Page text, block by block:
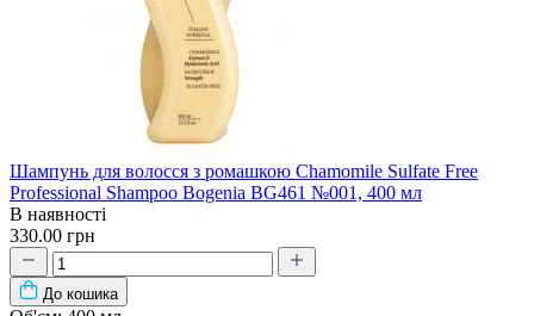
Шампунь для волосся з ромашкою Chamomile Sulfate Free
Professional Shampoo Bogenia BG461 №001, 400 мл
В наявності
330.00 грн
До кошика